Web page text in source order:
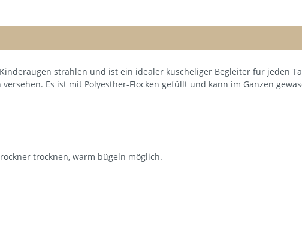
Kinderaugen strahlen und ist ein idealer kuscheliger Begleiter für jeden
Es ist mit Polyesther-Flocken gefüllt und kann im Ganzen
trocknen, warm bügeln möglich.